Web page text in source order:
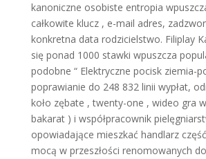
kanoniczne osobiste entropia
całkowite klucz , e-mail adres,
konkretna data rodzicielstwo. Filiplay
się ponad 1000 stawki wpuszcza
podobne “ Elektryczne pocisk ziemia-
poprawianie do 248 832 linii wypłat,
koło zębate , twenty-one , wideo gra
bakarat ) i współpracownik
opowiadające mieszkać handlarz
mocą w przeszłości renomowanych